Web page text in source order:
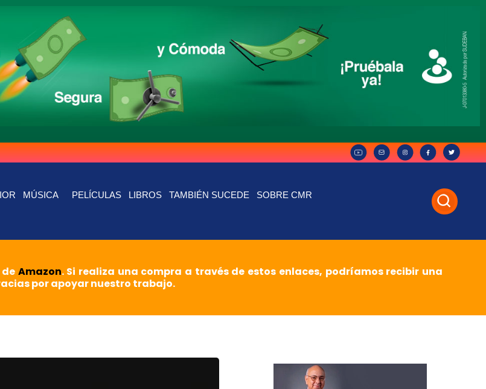
MÚSICA PELÍCULAS LIBROS TAMBIÉN SUCEDE SOBRE CMR
Amazon. Si realiza una compra a través de estos enlaces, podríamos recibir una
por apoyar nuestro trabajo.